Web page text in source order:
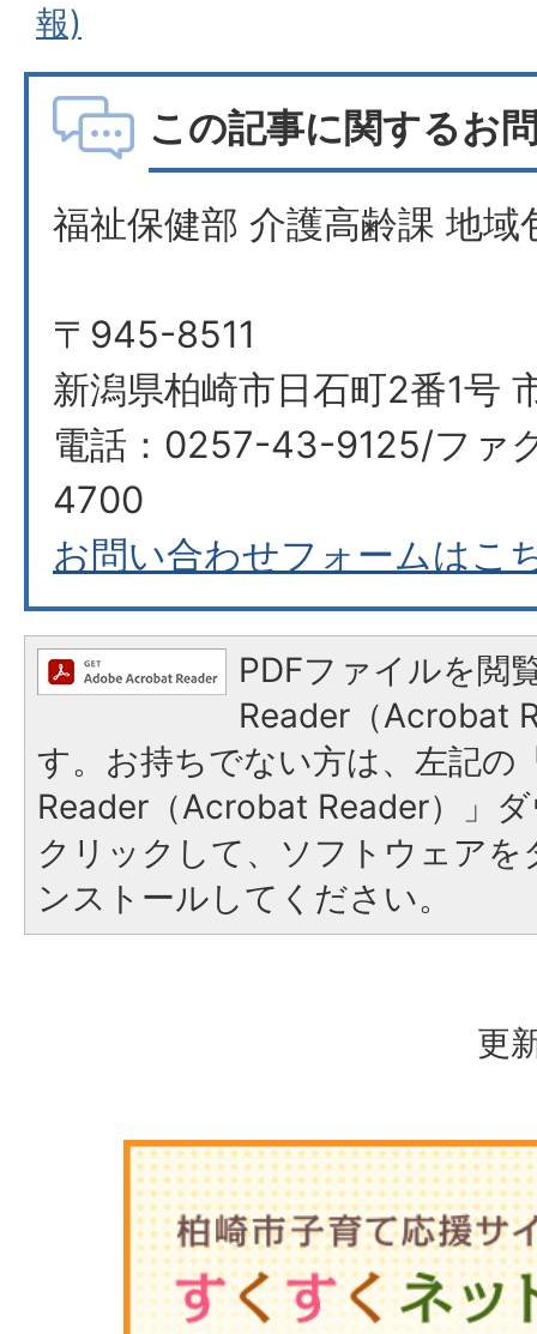
報)
この記事に関するお
福祉保健部 介護高齢課 地域
〒945-8511
新潟県柏崎市日石町2番1号
電話：0257-43-9125/ファ
4700
お問い合わせフォームはこ
PDFファイルを閲
Reader（Acrobat
す。お持ちでない方は、左記の
Reader（Acrobat Reader）」
クリックして、ソフトウェア
ンストールしてください。
更